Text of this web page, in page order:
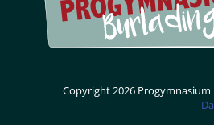
Copyright 2026